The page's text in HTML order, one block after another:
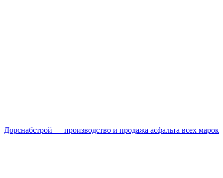
Дорснабстрой — производство и продажа асфальта всех марок